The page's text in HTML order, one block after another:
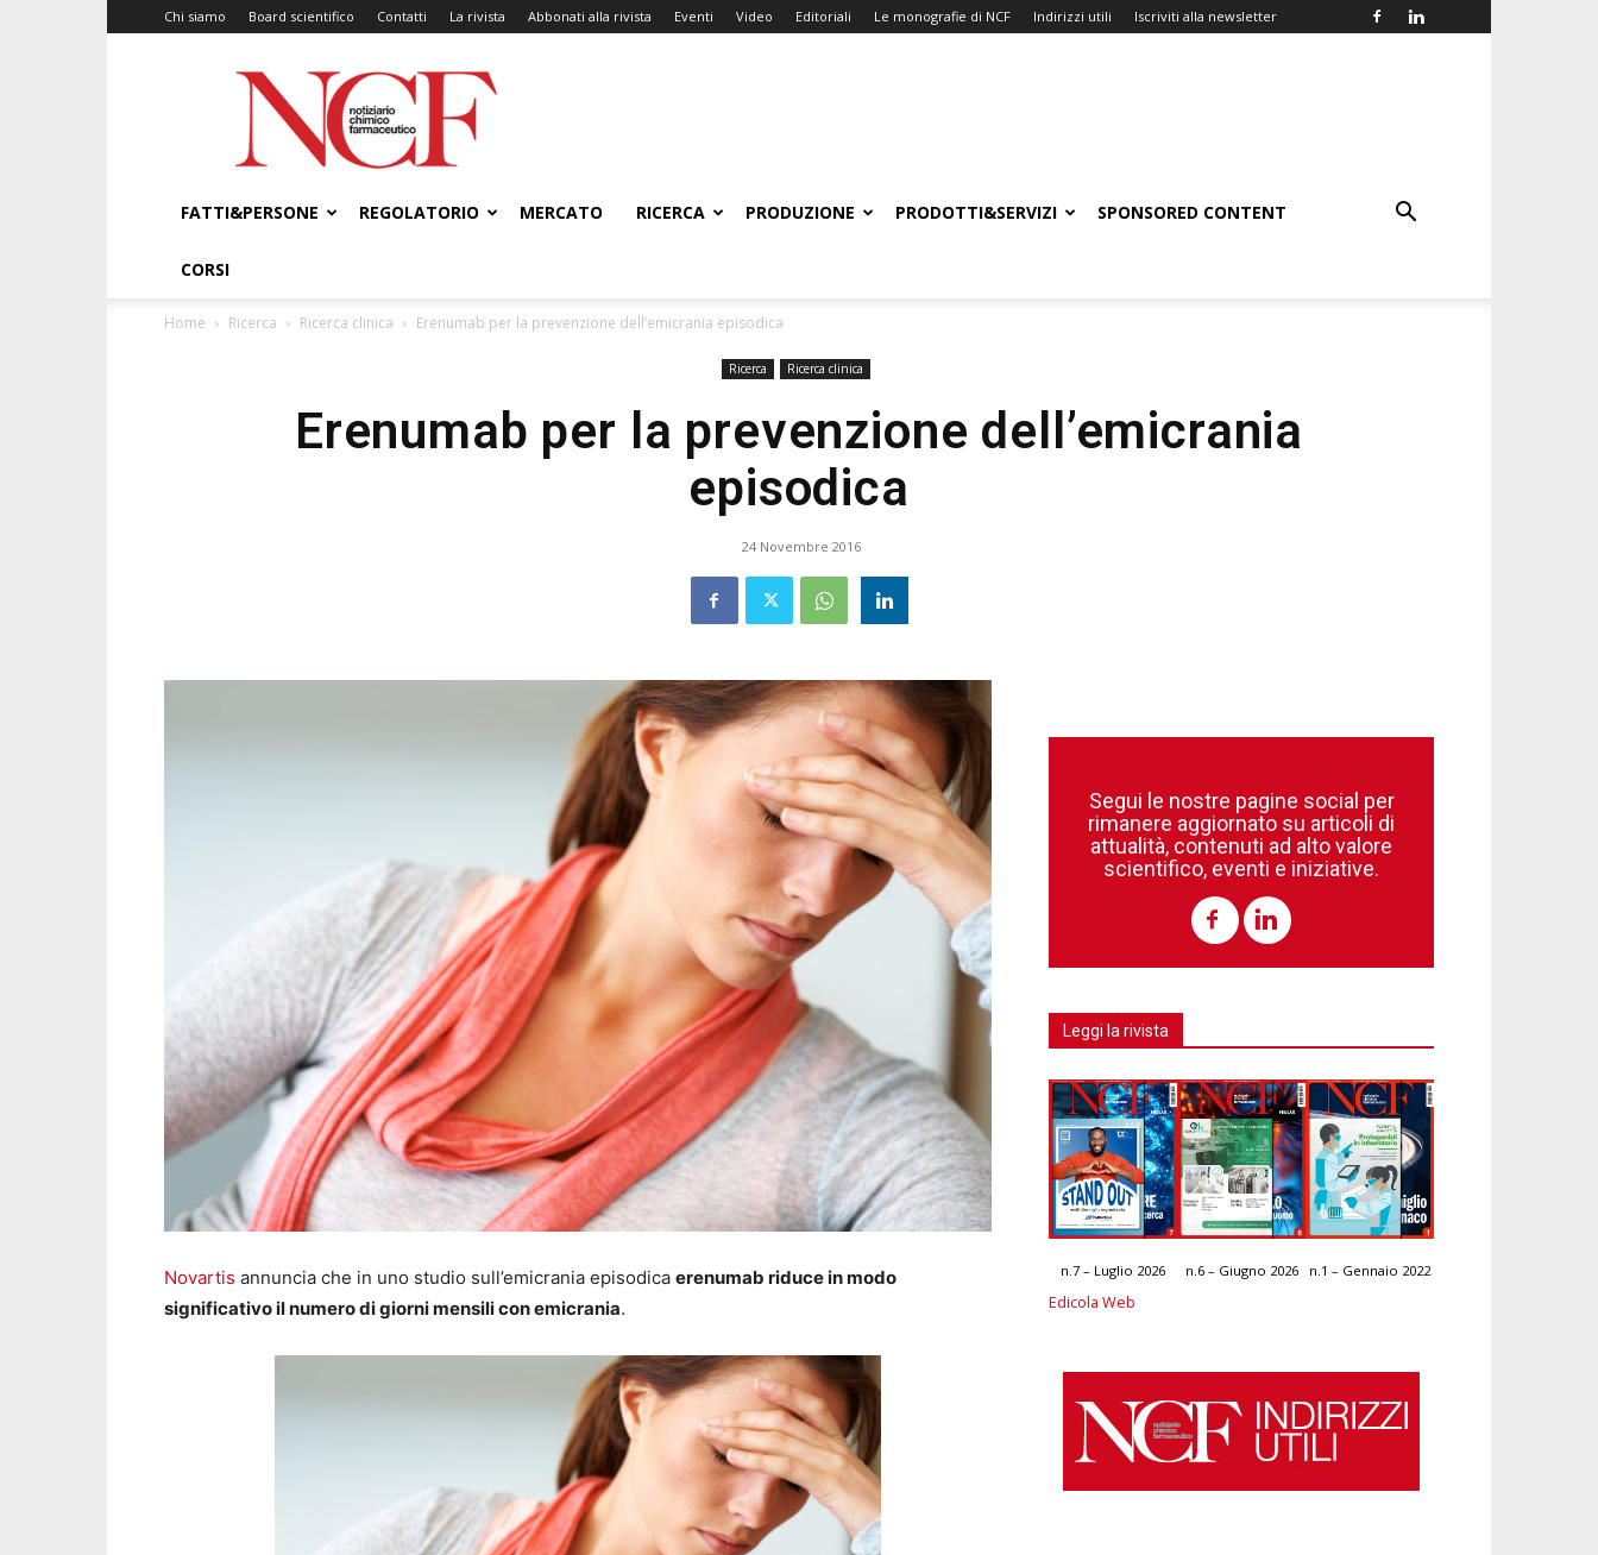
Chi siamo Board scientifico Contatti La rivista Abbonati alla rivista Eventi Video Editoriali Le monografie di NCF Indirizzi utili Iscriviti alla newsletter
NCF
–
Notiziario
Chimico
FATTI&PERSONE
REGOLATORIO MERCATO RICERCA PRODUZIONE PRODOTTI&SERVIZI SPONSORED CONTENT
CORSI
Home Ricerca Ricerca clinica Erenumab per la prevenzione dell’emicrania episodica
Ricerca Ricerca clinica
Erenumab per la prevenzione dell’emicrania
episodica
24 Novembre 2016
Novartis annuncia che in uno studio sull’emicrania episodica erenumab riduce in modo
significativo il numero di giorni mensili con emicrania.
Segui le nostre pagine social per
rimanere aggiornato su articoli di
attualità, contenuti ad alto valore
scientifico, eventi e iniziative.
Leggi la rivista
n.7 – Luglio 2026 n.6 – Giugno 2026 n.1 – Gennaio 2022
Edicola Web